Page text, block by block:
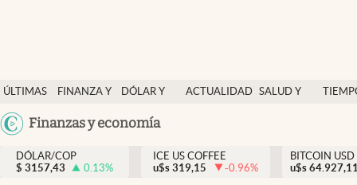
ÚLTIMAS
NOTICIAS
FINANZA Y
DÓLAR Y
ACTUALIDAD SALUD Y
México
Finanzas y economía
Salud y nutrición
Vida espiritual
Actualidad
DÓLAR/COP
$ 3157,43 0.13%
ICE US COFFEE
u$s 319,15 -0.96%
BITCOIN USD
u$s